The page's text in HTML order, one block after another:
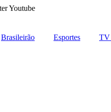
Youtube
Brasileirão Esportes TV